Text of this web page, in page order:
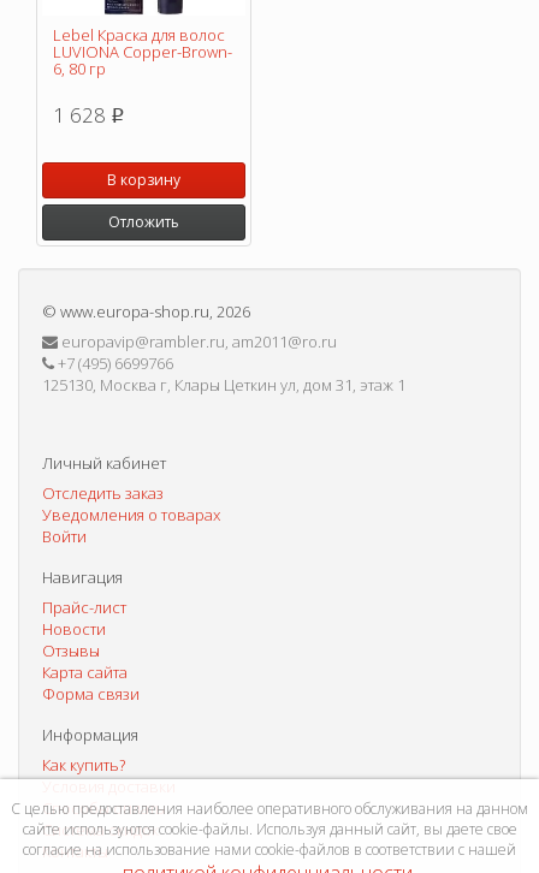
Lebel Краска для волос
LUVIONA Copper-Brown-
6, 80 гр
1 628 p
В корзину
Отложить
© www.europa-shop.ru, 2026
europavip@rambler.ru, am2011@ro.ru
+7 (495) 6699766
125130, Москва г, Клары Цеткин ул, дом 31, этаж 1
Личный кабинет
Отследить заказ
Уведомления о товарах
Войти
Навигация
Прайс-лист
Новости
Отзывы
Карта сайта
Форма связи
Информация
Как купить?
Условия доставки
Способы оплаты
Система скидок
Контакты
С целью предоставления наиболее оперативного обслуживания на данном
сайте используются cookie-файлы. Используя данный сайт, вы даете свое
согласие на использование нами cookie-файлов в соответствии с нашей